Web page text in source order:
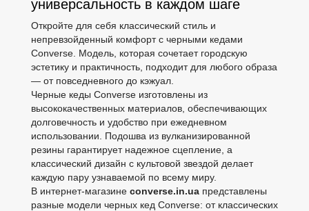
универсальность в каждом шаге
Откройте для себя классический стиль и
непревзойденный комфорт с черными кедами
Converse. Модель, которая сочетает городскую
эстетику и практичность, подходит для любого образа
— от повседневного до кэжуал.
Черные кеды Converse изготовлены из
высококачественных материалов, обеспечивающих
долговечность и удобство при ежедневном
использовании. Подошва из вулканизированной
резины гарантирует надежное сцепление, а
классический дизайн с культовой звездой делает
каждую пару узнаваемой по всему миру.
В интернет-магазине converse.in.ua представлены
разные модели черных кед Converse: от классических